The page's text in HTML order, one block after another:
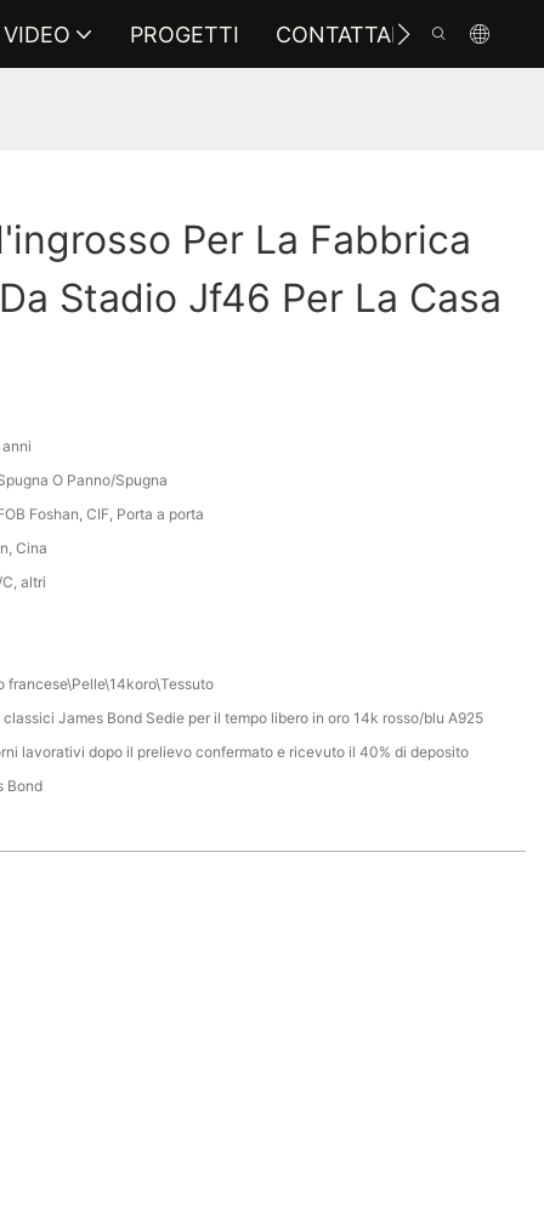
VIDEO PROGETTI CONTATTARCI
Per La Fabbrica
Stadio Jf46 Per La Casa
O Panno/Spugna
Foshan, CIF, Porta a porta
Cina
altri
francese\Pelle\14koro\Tessuto
James Bond Sedie per il tempo libero in oro 14k rosso/blu A925
lavorativi dopo il prelievo confermato e ricevuto il 40% di deposito
Bond